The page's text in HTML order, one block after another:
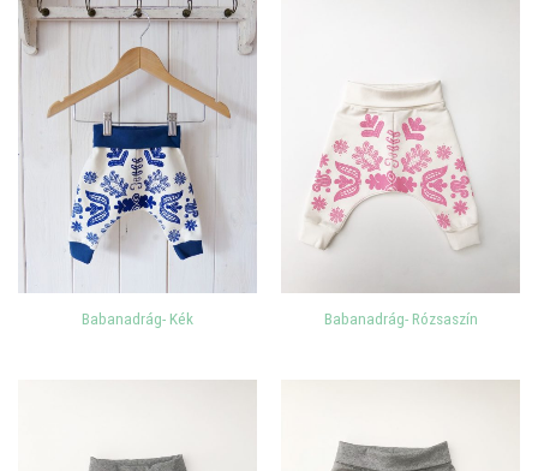
Babanadrág- Kék Babanadrág- Rózsaszín